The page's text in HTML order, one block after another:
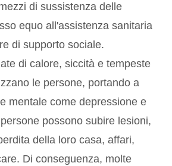
di sussistenza delle
equo all'assistenza sanitaria
di supporto sociale.
di calore, siccità e tempeste
le persone, portando a
mentale come depressione e
possono subire lesioni,
della loro casa, affari,
Di conseguenza, molte